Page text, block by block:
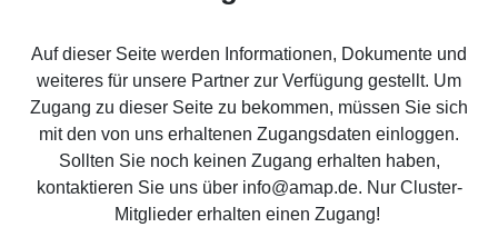
Auf dieser Seite werden Informationen, Dokumente und
weiteres für unsere Partner zur Verfügung gestellt. Um
Zugang zu dieser Seite zu bekommen, müssen Sie sich
mit den von uns erhaltenen Zugangsdaten einloggen.
Sollten Sie noch keinen Zugang erhalten haben,
kontaktieren Sie uns über info@amap.de. Nur Cluster-
Mitglieder erhalten einen Zugang!